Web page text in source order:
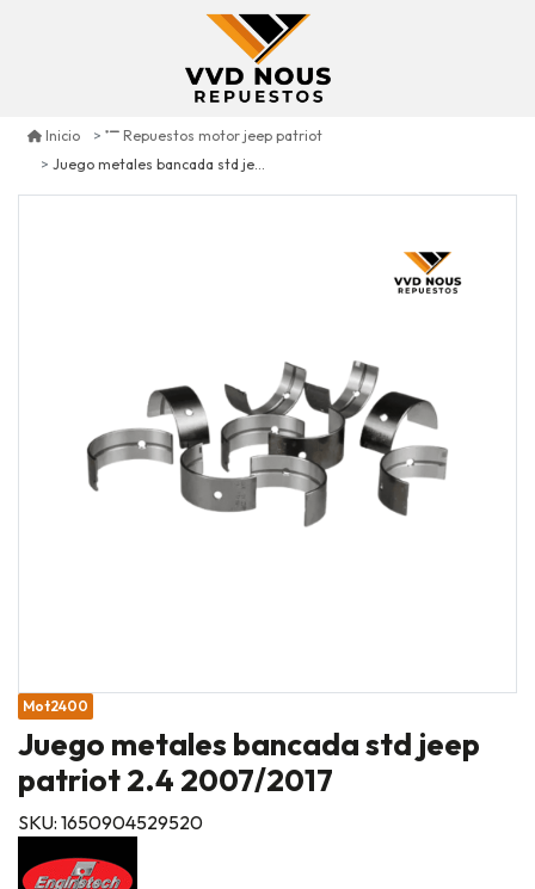
Inicio
Repuestos motor jeep patriot
Juego metales bancada std jeep patriot 2.4 2007/2017
Mot2400
Juego metales bancada std jeep
patriot 2.4 2007/2017
SKU: 1650904529520